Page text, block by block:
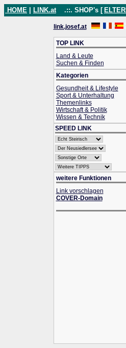
HOME LINK.at .::. SHOP's [
link.josef.at
TOP LINK
Land & Leute
Suchen & Finden
Kategorien
Gesundheit & Lifestyle
Sport & Unterhaltung
Themenlinks
Wirtschaft & Politik
Wissen & Technik
SPEED LINK
weitere Funktionen
Link vorschlagen
COVER-Domain